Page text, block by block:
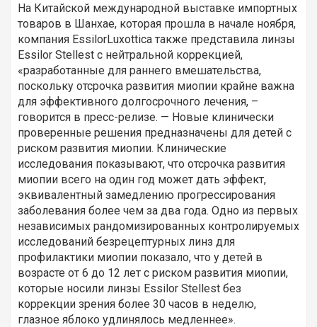
На Китайской международной выставке импортных
товаров в Шанхае, которая прошла в начале ноября,
компания EssilorLuxottica также представила линзы
Essilor Stellest с нейтральной коррекцией,
«разработанные для раннего вмешательства,
поскольку отсрочка развития миопии крайне важна
для эффективного долгосрочного лечения, –
говорится в пресс-релизе. — Новые клинически
проверенные решения предназначены для детей с
риском развития миопии. Клинические
исследования показывают, что отсрочка развития
миопии всего на один год может дать эффект,
эквивалентный замедлению прогрессирования
заболевания более чем за два года. Одно из первых
независимых рандомизированных контролируемых
исследований безрецептурных линз для
профилактики миопии показало, что у детей в
возрасте от 6 до 12 лет с риском развития миопии,
которые носили линзы Essilor Stellest без
коррекции зрения более 30 часов в неделю,
глазное яблоко удлинялось медленнее».